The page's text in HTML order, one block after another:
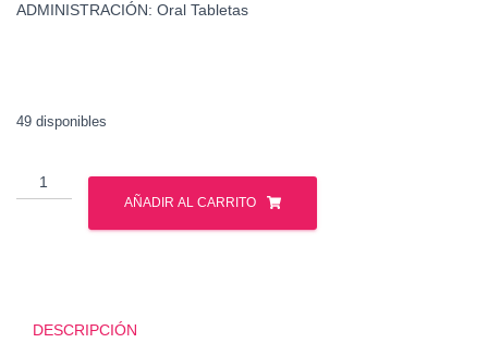
ADMINISTRACIÓN: Oral Tabletas
49 disponibles
Clembuterol
-
AÑADIR AL CARRITO
DESCRIPCIÓN